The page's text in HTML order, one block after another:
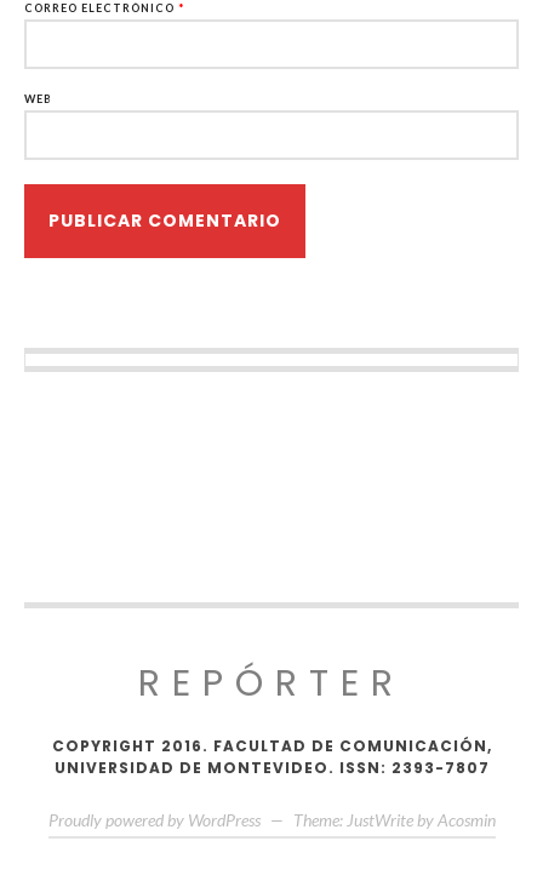
CORREO ELECTRÓNICO *
WEB
REPÓRTER
COPYRIGHT 2016. FACULTAD DE COMUNICACIÓN,
UNIVERSIDAD DE MONTEVIDEO. ISSN: 2393-7807
Proudly powered by WordPress — Theme: JustWrite by Acosmin